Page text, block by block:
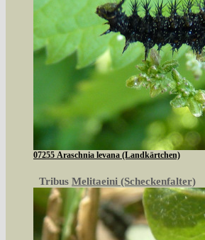
07255 Araschnia levana (Landkärtchen)
Tribus Melitaeini (Scheckenfalter)